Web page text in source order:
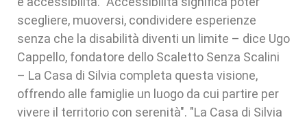
scegliere, muoversi, condividere esperienze
senza che la disabilità diventi un limite – dice Ugo
Cappello, fondatore dello Scaletto Senza Scalini
– La Casa di Silvia completa questa visione,
offrendo alle famiglie un luogo da cui partire per
vivere il territorio con serenità". "La Casa di Silvia